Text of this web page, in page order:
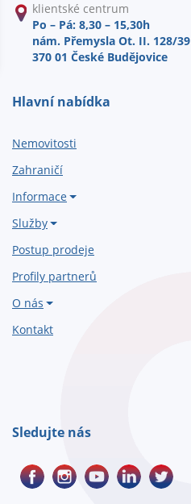
klientské centrum
Po – Pá: 8,30 – 15,30h
nám. Přemysla Ot. II. 128/39
370 01 České Budějovice
Hlavní nabídka
Nemovitosti
Zahraničí
Informace
Služby
Postup prodeje
Profily partnerů
O nás
Kontakt
Sledujte nás